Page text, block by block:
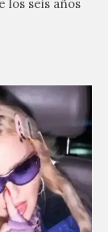
los seis años